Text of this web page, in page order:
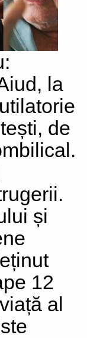
la
de
și
12
al